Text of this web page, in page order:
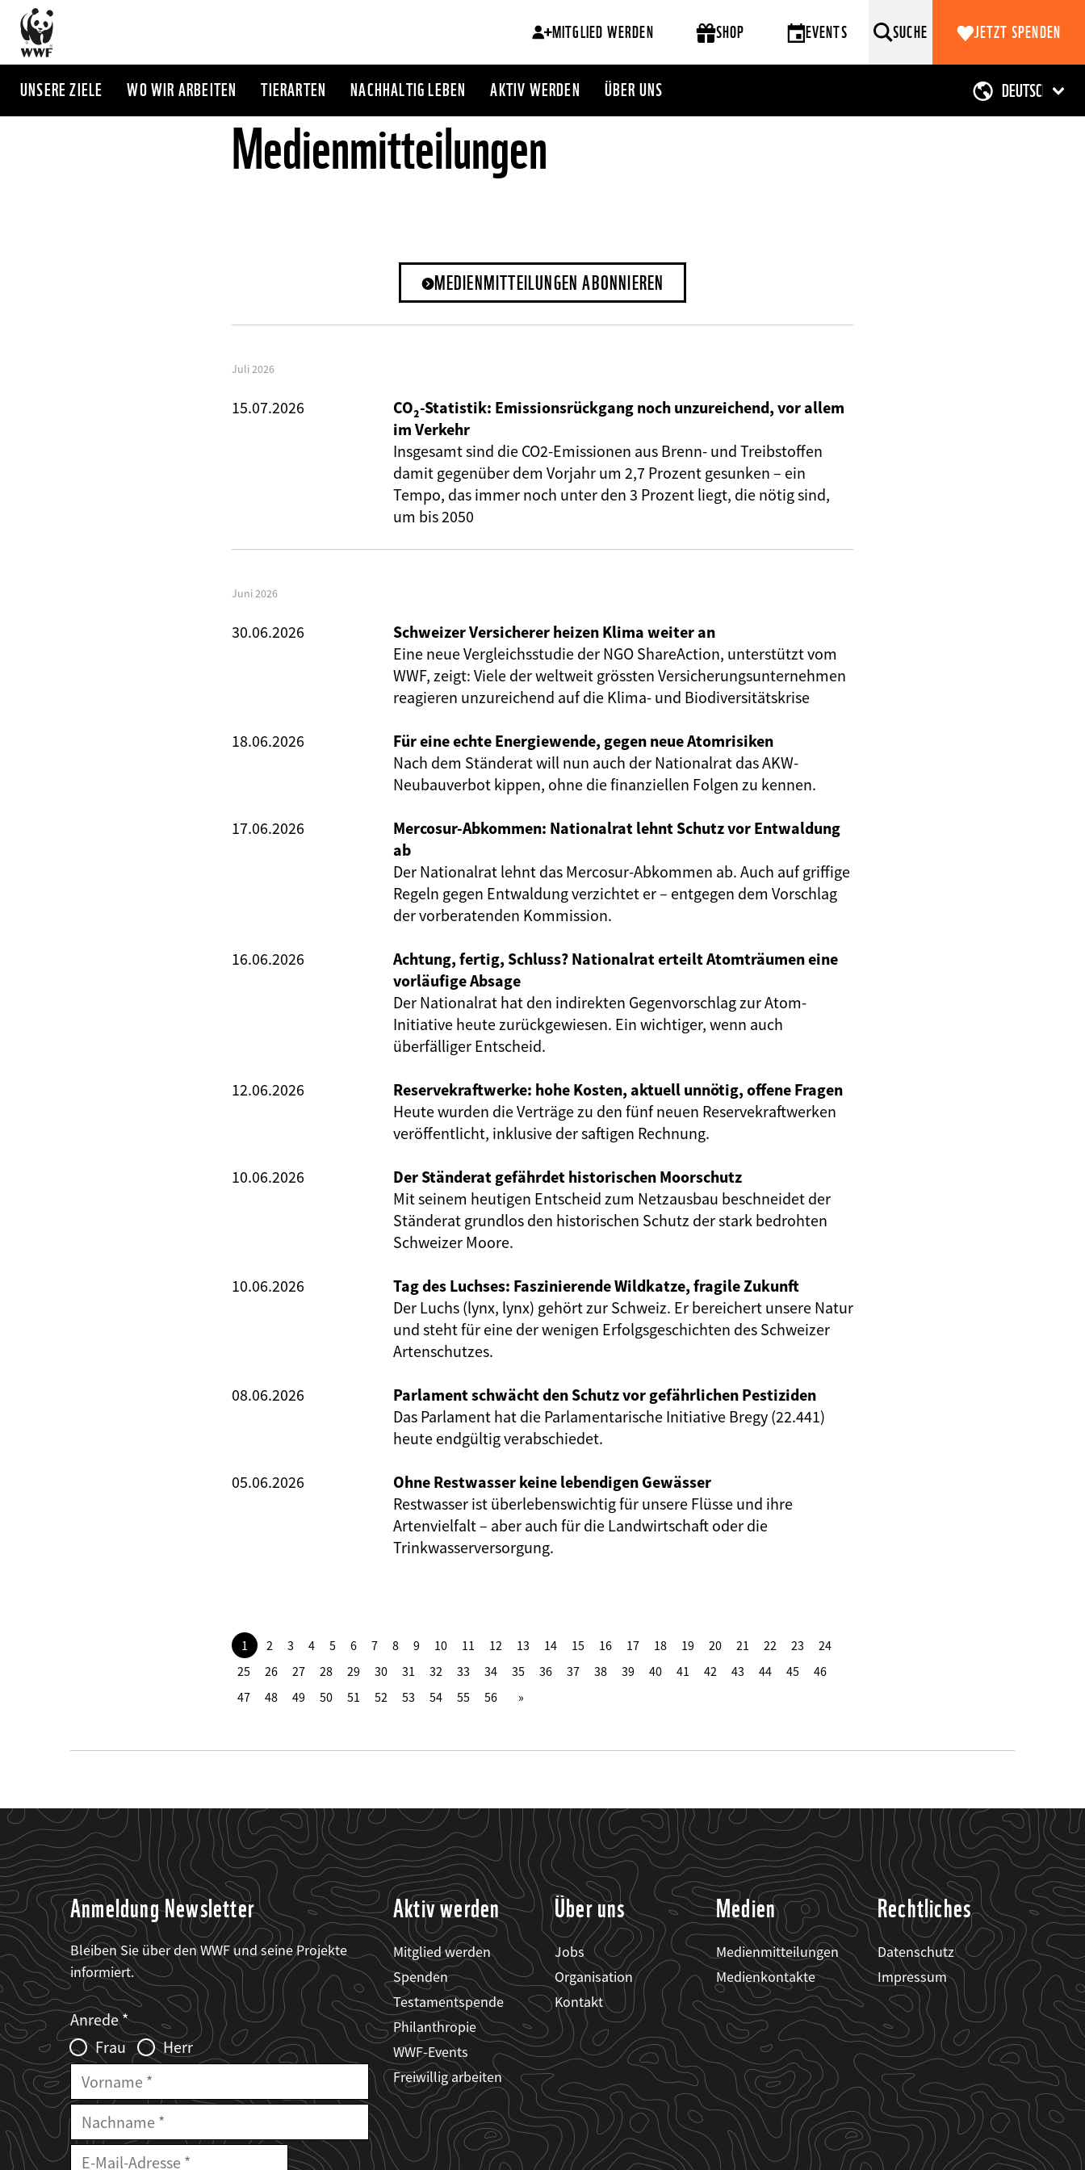
Direkt
zum
Inhalt
MITGLIED WERDEN SHOP EVENTS SUCHE JETZT SPENDEN
UNSERE ZIELE WO WIR ARBEITEN TIERARTEN NACHHALTIG LEBEN AKTIV WERDEN ÜBER UNS
Medienmitteilungen
MEDIENMITTEILUNGEN ABONNIEREN
Juli 2026
15.07.2026
CO₂-Statistik: Emissionsrückgang noch unzureichend, vor allem
im Verkehr
Insgesamt sind die CO2-Emissionen aus Brenn- und Treibstoffen
damit gegenüber dem Vorjahr um 2,7 Prozent gesunken – ein
Tempo, das immer noch unter den 3 Prozent liegt, die nötig sind,
um bis 2050
Juni 2026
30.06.2026
Schweizer Versicherer heizen Klima weiter an
Eine neue Vergleichsstudie der NGO ShareAction, unterstützt vom
WWF, zeigt: Viele der weltweit grössten Versicherungsunternehmen
reagieren unzureichend auf die Klima- und Biodiversitätskrise
18.06.2026
Für eine echte Energiewende, gegen neue Atomrisiken
Nach dem Ständerat will nun auch der Nationalrat das AKW-
Neubauverbot kippen, ohne die finanziellen Folgen zu kennen.
17.06.2026
Mercosur-Abkommen: Nationalrat lehnt Schutz vor Entwaldung
ab
Der Nationalrat lehnt das Mercosur-Abkommen ab. Auch auf griffige
Regeln gegen Entwaldung verzichtet er – entgegen dem Vorschlag
der vorberatenden Kommission.
16.06.2026
Achtung, fertig, Schluss? Nationalrat erteilt Atomträumen eine
vorläufige Absage
Der Nationalrat hat den indirekten Gegenvorschlag zur Atom-
Initiative heute zurückgewiesen. Ein wichtiger, wenn auch
überfälliger Entscheid.
12.06.2026
Reservekraftwerke: hohe Kosten, aktuell unnötig, offene Fragen
Heute wurden die Verträge zu den fünf neuen Reservekraftwerken
veröffentlicht, inklusive der saftigen Rechnung.
10.06.2026
Der Ständerat gefährdet historischen Moorschutz
Mit seinem heutigen Entscheid zum Netzausbau beschneidet der
Ständerat grundlos den historischen Schutz der stark bedrohten
Schweizer Moore.
10.06.2026
Tag des Luchses: Faszinierende Wildkatze, fragile Zukunft
Der Luchs (lynx, lynx) gehört zur Schweiz. Er bereichert unsere Natur
und steht für eine der wenigen Erfolgsgeschichten des Schweizer
Artenschutzes.
08.06.2026
Parlament schwächt den Schutz vor gefährlichen Pestiziden
Das Parlament hat die Parlamentarische Initiative Bregy (22.441)
heute endgültig verabschiedet.
05.06.2026
Ohne Restwasser keine lebendigen Gewässer
Restwasser ist überlebenswichtig für unsere Flüsse und ihre
Artenvielfalt – aber auch für die Landwirtschaft oder die
Trinkwasserversorgung.
1 2 3 4 5 6 7 8 9 10 11 12 13 14 15 16 17 18 19 20 21 22 23
24
25
26 27 28 29 30 31 32 33 34 35 36 37 38 39 40 41 42 43 44 45
46
47
48 49 50 51 52 53 54 55 56
Anmeldung Newsletter
Bleiben Sie über den WWF und seine Projekte
informiert.
Web2Case
Infofelder
Fieldset
anrede_name
Anrede
Frau
Herr
Vorname
Nachname
E-
Mailadresse
Aktiv werden
Mitglied werden
Spenden
Testamentspende
Philanthropie
WWF-Events
Freiwillig arbeiten
Über uns
Jobs
Organisation
Kontakt
Medien
Medienmitteilungen
Medienkontakte
Rechtliches
Datenschutz
Impressum